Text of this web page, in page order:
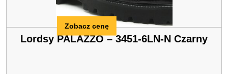
Lordsy PALAZZO – 3451-6LN-N Czarny
Zobacz cenę